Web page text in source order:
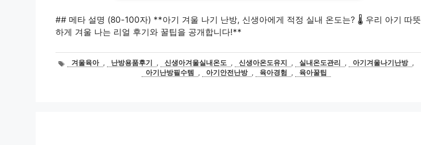
## 메타 설명 (80-100자) **아기 겨울 나기 난방, 신생아에게 적정 실내 온도는? 🌡️ 우리 아기 따뜻
하게 겨울 나는 리얼 후기와 꿀팁을 공개합니다!**
태겨울육아 , 난방용품후기 , 신생아겨울실내온도 , 신생아온도유지 , 실내온도관리 , 아기겨울나기난방 ,
아기난방필수템
, 아기안전난방 , 육아경험 , 육아꿀팁